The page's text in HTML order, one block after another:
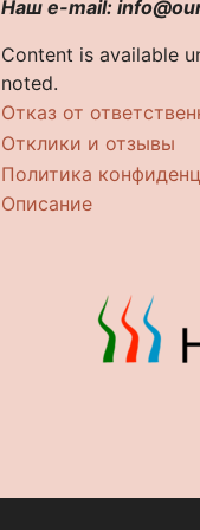
Наш e-mail:
Content is available
noted.
Отказ от
Отклики и отзывы
Политика
Описание